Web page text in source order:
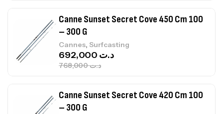
– 300 G
Cannes,
د.ت768,000
د.ت692,000
– 300 G